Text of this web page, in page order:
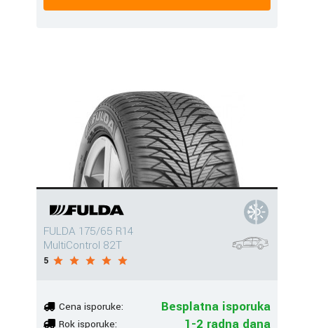
FULDA 175/65 R14
MultiControl 82T
5
Cena isporuke: Besplatna isporuka
Rok isporuke: 1-2 radna dana